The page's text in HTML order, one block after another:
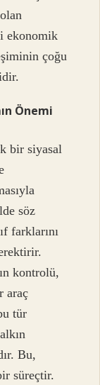
ekonomik
çoğu
Önemi
bir siyasal
söz
farklarını
kontrolü,
araç
tür
Bu,
süreçtir.